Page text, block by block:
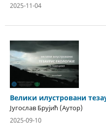
2025-11-04
Велики илустровани
Југослав Брујић (Аутор)
2025-09-10